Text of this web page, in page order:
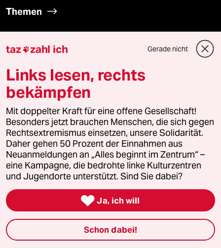
Themen
US-Demokraten
Nahost-Konflikt
Verlag
Aktuelles
Hausblog
Die Seitenwende
taz zahl ich Gerade nicht
Links lesen, rechts
bekämpfen
Mit doppelter Kraft für eine offene Gesellschaft!
Besonders jetzt brauchen Menschen, die sich gegen
Rechtsextremismus einsetzen, unsere Solidarität.
Daher gehen 50 Prozent der Einnahmen aus
Neuanmeldungen an „Alles beginnt im Zentrum“ –
eine Kampagne, die bedrohte linke Kulturzentren
und Jugendorte unterstützt. Sind Sie dabei?
 Ja, ich will
Schon dabei!